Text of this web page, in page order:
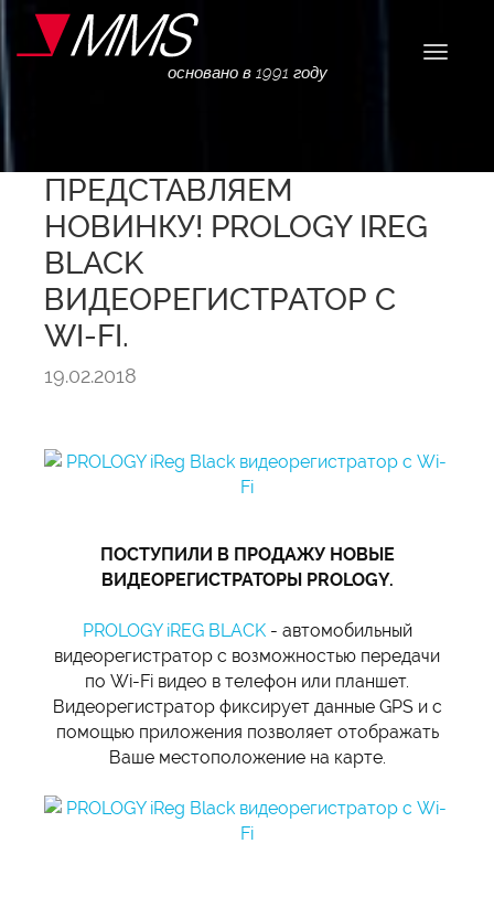
основано в 1991 году
ПРЕДСТАВЛЯЕМ
НОВИНКУ! PROLOGY IREG
BLACK
ВИДЕОРЕГИСТРАТОР С
WI-FI.
19.02.2018
ПОСТУПИЛИ В ПРОДАЖУ НОВЫЕ
ВИДЕОРЕГИСТРАТОРЫ PROLOGY.
PROLOGY iREG BLACK- автомобильный
видеорегистратор с возможностью передачи
по Wi-Fi видео в телефон или планшет.
Видеорегистратор фиксирует данные GPS и с
помощью приложения позволяет отображать
Ваше местоположение на карте.